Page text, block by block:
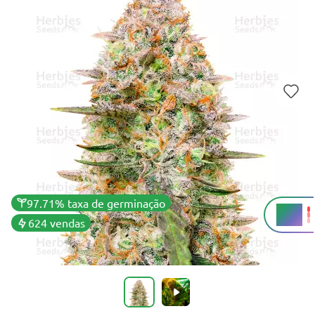
97.71% taxa de germinação
624 vendas
25%
THC